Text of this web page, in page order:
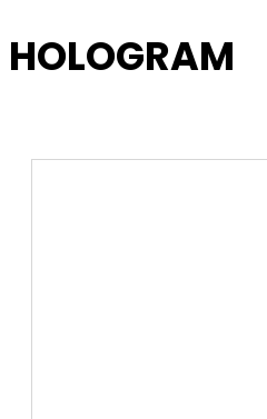
HOLOGRAM